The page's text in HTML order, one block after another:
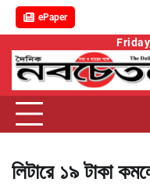
ePaper
content
লিটারে ১৯ টাকা